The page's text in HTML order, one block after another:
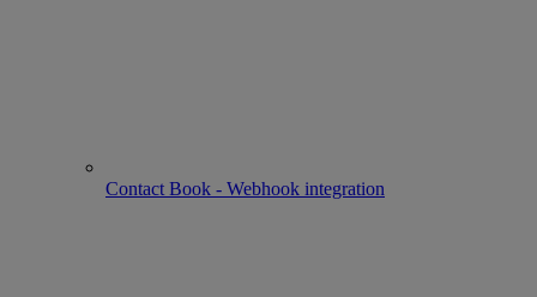
Contact Book - Webhook integration